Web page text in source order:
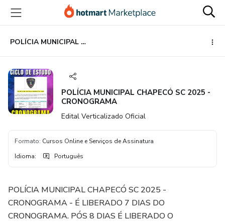
para
conteúdo
principal
para
pagamento
para
rodapé
POLÍCIA MUNICIPAL CHAPECÓ SC 2025 - CRONOGRAMA
POLÍCIA MUNICIPAL CHAPECÓ SC 2025 -
CRONOGRAMA
Edital Verticalizado Oficial
Formato: Cursos Online e Serviços de Assinatura
Idioma: Português
POLÍCIA MUNICIPAL CHAPECÓ SC 2025 -
CRONOGRAMA - É LIBERADO 7 DIAS DO
CRONOGRAMA. PÓS 8 DIAS É LIBERADO O